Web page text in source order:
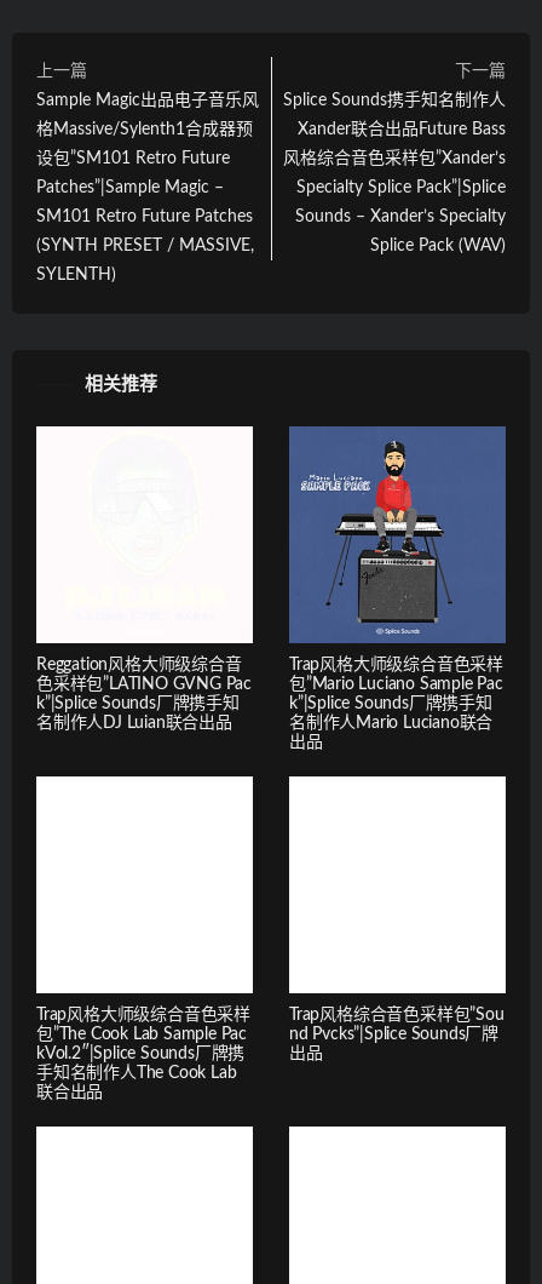
上一篇
Sample Magic出品电子音乐风
格Massive/Sylenth1合成器预
设包”SM101 Retro Future
Patches”|Sample Magic –
SM101 Retro Future Patches
(SYNTH PRESET / MASSIVE,
SYLENTH)
下一篇
Splice Sounds携手知名制作人
Xander联合出品Future Bass
风格综合音色采样包”Xander’s
Specialty Splice Pack”|Splice
Sounds – Xander’s Specialty
Splice Pack (WAV)
相关推荐
Reggation风格大师级综合音
色采样包”LATINO GVNG Pac
k”|Splice Sounds厂牌携手知
名制作人DJ Luian联合出品
Trap风格大师级综合音色采样
包”Mario Luciano Sample Pac
k”|Splice Sounds厂牌携手知
名制作人Mario Luciano联合
出品
Trap风格大师级综合音色采样
包”The Cook Lab Sample Pac
kVol.2″|Splice Sounds厂牌携
手知名制作人The Cook Lab
联合出品
Trap风格综合音色采样包”Sou
nd Pvcks”|Splice Sounds厂牌
出品